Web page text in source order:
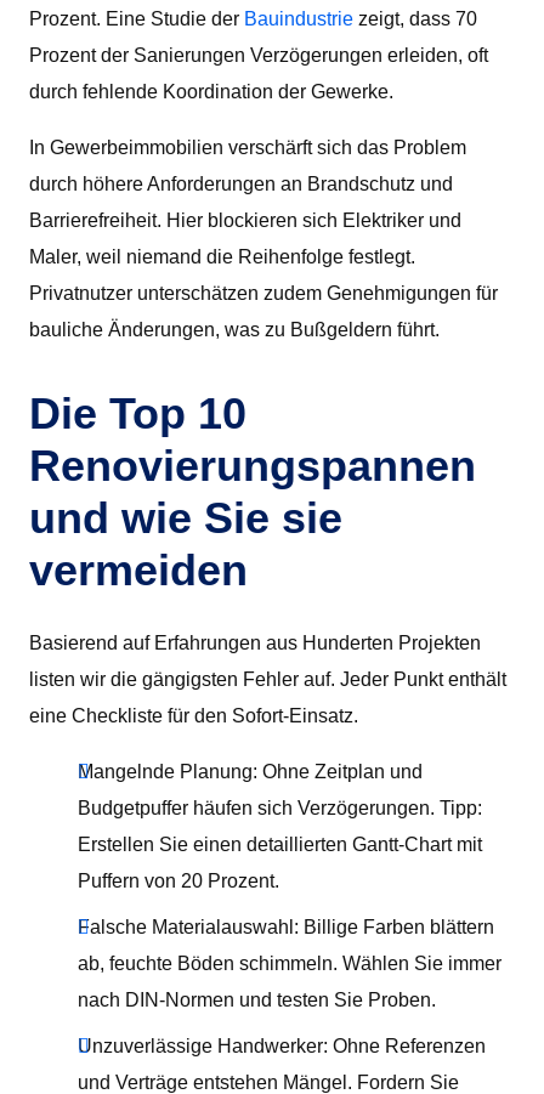
Prozent. Eine Studie der Bauindustrie zeigt, dass 70
Prozent der Sanierungen Verzögerungen erleiden, oft
durch fehlende Koordination der Gewerke.
In Gewerbeimmobilien verschärft sich das Problem
durch höhere Anforderungen an Brandschutz und
Barrierefreiheit. Hier blockieren sich Elektriker und
Maler, weil niemand die Reihenfolge festlegt.
Privatnutzer unterschätzen zudem Genehmigungen für
bauliche Änderungen, was zu Bußgeldern führt.
Die Top 10
Renovierungspannen
und wie Sie sie
vermeiden
Basierend auf Erfahrungen aus Hunderten Projekten
listen wir die gängigsten Fehler auf. Jeder Punkt enthält
eine Checkliste für den Sofort-Einsatz.
Mangelnde Planung: Ohne Zeitplan und
Budgetpuffer häufen sich Verzögerungen. Tipp:
Erstellen Sie einen detaillierten Gantt-Chart mit
Puffern von 20 Prozent.
Falsche Materialauswahl: Billige Farben blättern
ab, feuchte Böden schimmeln. Wählen Sie immer
nach DIN-Normen und testen Sie Proben.
Unzuverlässige Handwerker: Ohne Referenzen
und Verträge entstehen Mängel. Fordern Sie